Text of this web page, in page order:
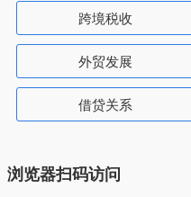
跨境税收
外贸发展
借贷关系
浏览器扫码访问